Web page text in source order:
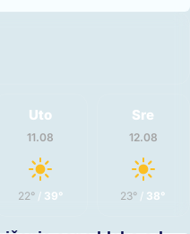
Uto
11.08
22°/ 39°
Sre
12.08
23° / 38°